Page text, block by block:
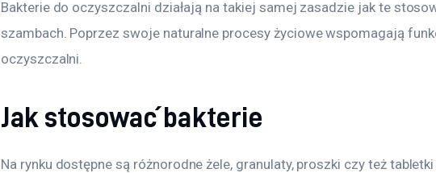
Bakterie do oczyszczalni działają na takiej samej zasadzie jak te
szambach. Poprzez swoje naturalne procesy życiowe wspomagają
oczyszczalni.
Jak stosować bakterie
Na rynku dostępne są różnorodne żele, granulaty, proszki czy też